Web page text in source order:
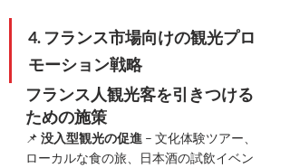
4. フランス市場向けの観光プロ
モーション戦略
フランス人観光客を引きつける
ための施策
📌 没入型観光の促進 – 文化体験ツアー、
ローカルな食の旅、日本酒の試飲イベン